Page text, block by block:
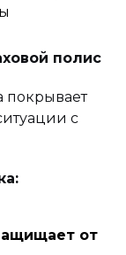
полис
покрывает
с
от